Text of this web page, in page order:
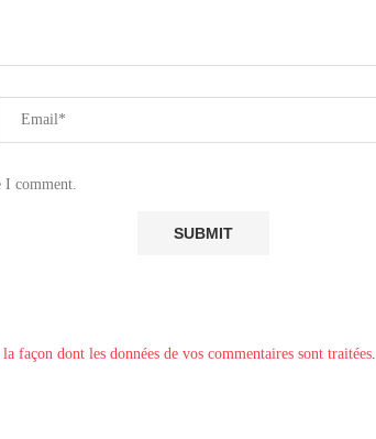
I comment.
façon dont les données de vos commentaires sont traitées.